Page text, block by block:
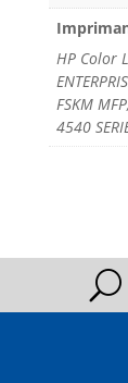
HP Color
FSKM
4540
U